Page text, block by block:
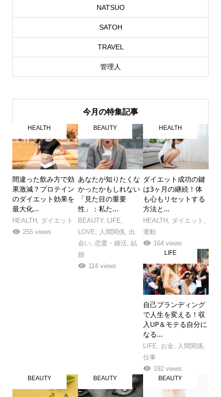
NATSUO
SATOH
TRAVEL
管理人
今月の特集記事
間違った飲み方で効
果激減？プロテイン
のダイエット効果を
最大化...
HEALTH , ダイエット
255 views
HEALTH
あなたが知りたくな
かったかもしれない
「見た目の重要
性」：私た...
BEAUTY, LIFE,
LOVE, 人間関係, 出
会い, 恋愛・婚活, 結
婚
114 views
BEAUTY
ダイエット成功の鍵
は3ヶ月の継続！体
も心もリセットする
方法と...
HEALTH , ダイエット ,
運動
164 views
HEALTH
自己ブランディング
で人生を変える！収
入UP＆モテる自分に
なる...
LIFE お金 人間関係
仕事
192 views
LIFE
BEAUTY BEAUTY BEAUTY